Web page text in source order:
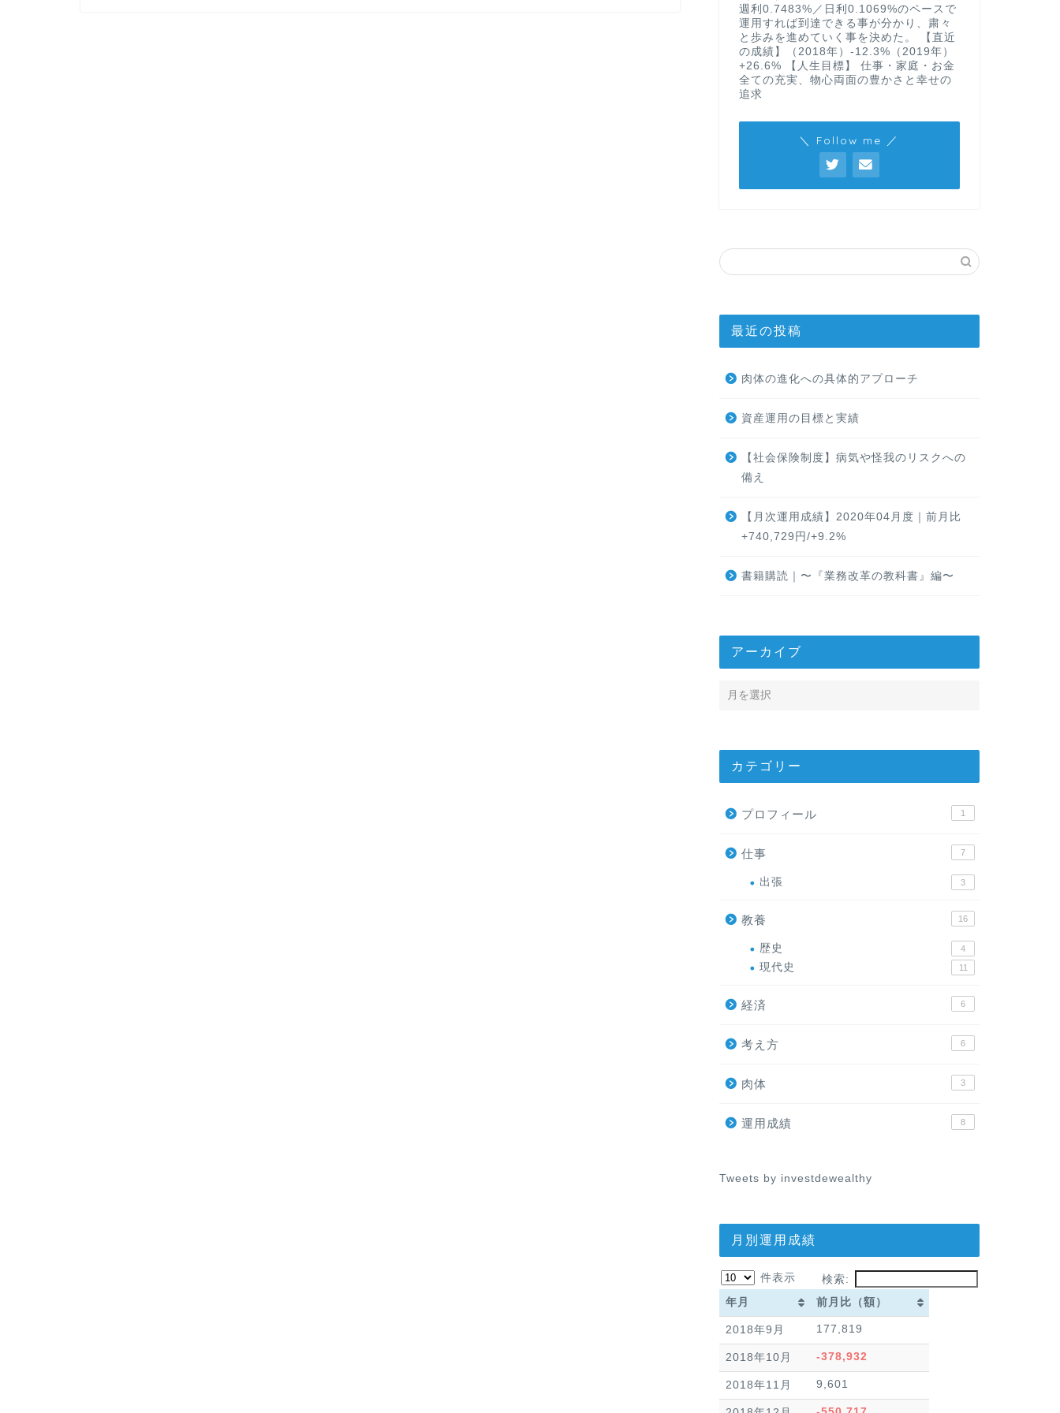
週利0.7483%／日利0.1069%のペースで
運用すれば到達できる事が分かり、粛々
と歩みを進めていく事を決めた。 【直近
の成績】（2018年）-12.3%（2019年）
+26.6% 【人生目標】 仕事・家庭・お金
全ての充実、物心両面の豊かさと幸せの
追求
＼ Follow me ／
最近の投稿
肉体の進化への具体的アプローチ
資産運用の目標と実績
【社会保険制度】病気や怪我のリスクへの
備え
【月次運用成績】2020年04月度｜前月比
+740,729円/+9.2%
書籍購読｜〜『業務改革の教科書』編〜
アーカイブ
カテゴリー
プロフィール 1
仕事 7
出張 3
教養 16
歴史 4
現代史 11
経済 6
考え方 6
肉体 3
運用成績 8
Tweets by investdewealthy
月別運用成績
件表示
検索:
年月
前月比（額）
年月
前月比（額）
2018年9月 177,819
2018年10月 -378,932
2018年11月 9,601